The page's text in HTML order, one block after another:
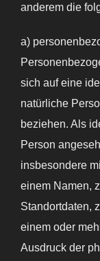
anderem die
a)
sich auf eine
natürliche
beziehen. Als
Person
insbesondere
einem Namen,
Standortdaten,
einem oder
Ausdruck der